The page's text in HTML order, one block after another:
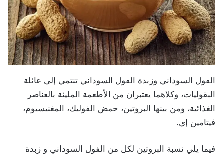
الفول السوداني وزبدة الفول السوداني تنتمي إلى عائلة
البقوليات، وكلاهما يعتبران من الأطعمة المليئة بالعناصر
الغذائية، ومن بينها البروتين، حمض الفوليك، المغنيسيوم،
فيتامين إي.
فيما يلي نسبة البروتين لكل من الفول السوداني و زبدة